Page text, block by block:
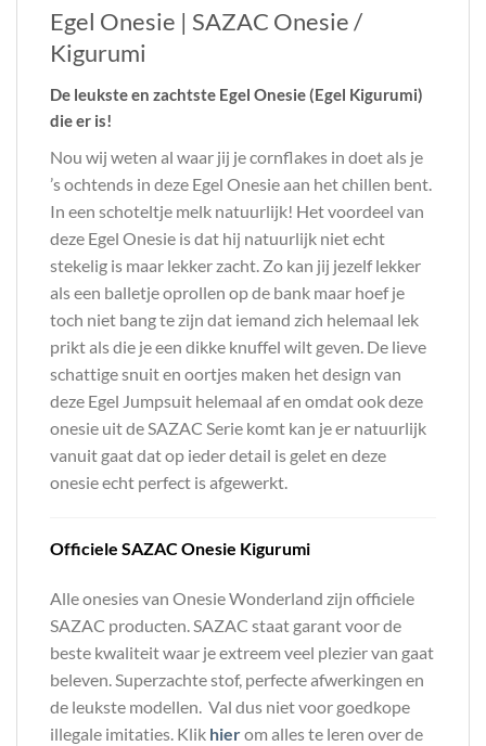
Egel Onesie | SAZAC Onesie /
Kigurumi
De leukste en zachtste Egel Onesie (Egel Kigurumi)
die er is!
Nou wij weten al waar jij je cornflakes in doet als je
’s ochtends in deze Egel Onesie aan het chillen bent.
In een schoteltje melk natuurlijk! Het voordeel van
deze Egel Onesie is dat hij natuurlijk niet echt
stekelig is maar lekker zacht. Zo kan jij jezelf lekker
als een balletje oprollen op de bank maar hoef je
toch niet bang te zijn dat iemand zich helemaal lek
prikt als die je een dikke knuffel wilt geven. De lieve
schattige snuit en oortjes maken het design van
deze Egel Jumpsuit helemaal af en omdat ook deze
onesie uit de SAZAC Serie komt kan je er natuurlijk
vanuit gaat dat op ieder detail is gelet en deze
onesie echt perfect is afgewerkt.
Officiele SAZAC Onesie Kigurumi
Alle onesies van Onesie Wonderland zijn officiele
SAZAC producten. SAZAC staat garant voor de
beste kwaliteit waar je extreem veel plezier van gaat
beleven. Superzachte stof, perfecte afwerkingen en
de leukste modellen. Val dus niet voor goedkope
illegale imitaties. Klik hierom alles te leren over de